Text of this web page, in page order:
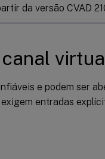
da versão CVAD
canal
e podem ser
entradas